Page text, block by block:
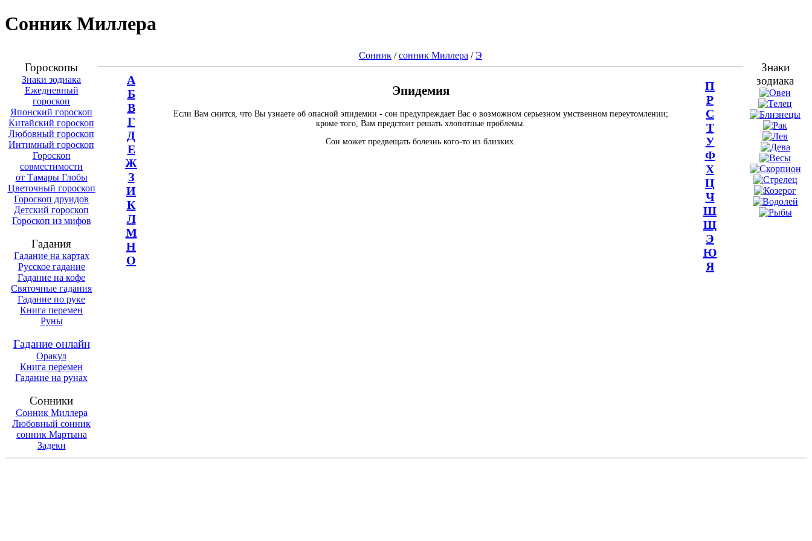
Сонник Миллера
Гороскопы
Знаки зодиака
Ежедневный
гороскоп
Японский гороскоп
Китайский гороскоп
Любовный гороскоп
Интимный гороскоп
Гороскоп
совместимости
от Тамары Глобы
Цветочный гороскоп
Гороскоп друидов
Детский гороскоп
Гороскоп из мифов
Гадания
Гадание на картах
Русское гадание
Гадание на кофе
Святочные гадания
Гадание по руке
Книга перемен
Руны
Гадание онлайн
Оракул
Книга перемен
Гадание на рунах
Сонники
Сонник Миллера
Любовный сонник
сонник Мартына
Задеки
Сонник /сонник Миллера /Э
А
Б
В
Г
Д
Е
Ж
З
И
К
Л
М
Н
О
Эпидемия
Если Вам снится, что Вы узнаете об опасной эпидемии - сон предупреждает Вас о возможном серьезном умственном переутомлении;
кроме того, Вам предстоит решать хлопотные проблемы.
Сон может предвещать болезнь кого-то из близких.
П
Р
С
Т
У
Ф
Х
Ц
Ч
Ш
Щ
Э
Ю
Я
Знаки
зодиака